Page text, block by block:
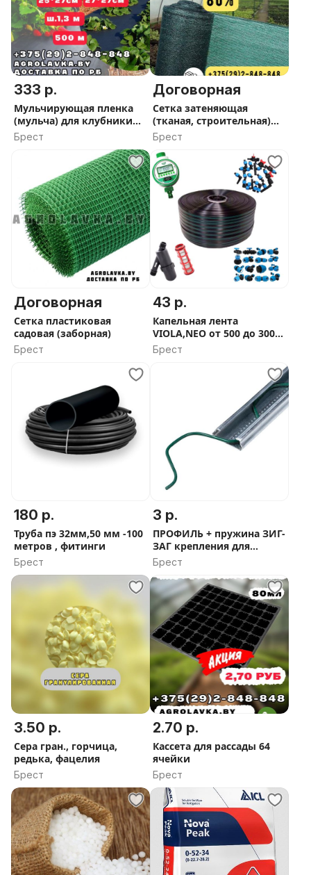
333 р.
Мульчирующая пленка
(мульча) для клубники
ЮЖАНКА 500 м
Брест
Договорная
Сетка затеняющая
(тканая, строительная)
55%, 80%
Брест
Договорная
Сетка пластиковая
садовая (заборная)
Брест
43 р.
Капельная лента
VIOLA,NEO от 500 до 3000
м, фитинги
Брест
180 р.
Труба пэ 32мм,50 мм -100
метров , фитинги
Брест
3 р.
ПРОФИЛЬ + пружина ЗИГ-
ЗАГ крепления для
пленки
Брест
3.50 р.
Сера гран., горчица,
редька, фацелия
Брест
2.70 р.
Кассета для рассады 64
ячейки
Брест